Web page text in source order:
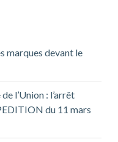
marques devant le
l’Union : l’arrêt
du 11 mars